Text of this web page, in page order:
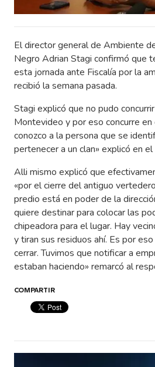
El director general de Ambiente
Negro Adrian Stagi confirmó que
esta jornada ante Fiscalía por la
recibió la semana pasada.
Stagi explicó que no pudo
Montevideo y por eso concurre en
conozco a la persona que se
pertenecer a un clan» explicó en
Alli mismo explicó que
«por el cierre del antiguo
predio está en poder de la
quiere destinar para colocar las
chipeadora para el lugar. Hay
y tiran sus residuos ahí. Es por
cerrar. Tuvimos que notificar a
estaban haciendo» remarcó al
COMPARTIR